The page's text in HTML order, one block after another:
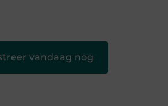
vandaag nog